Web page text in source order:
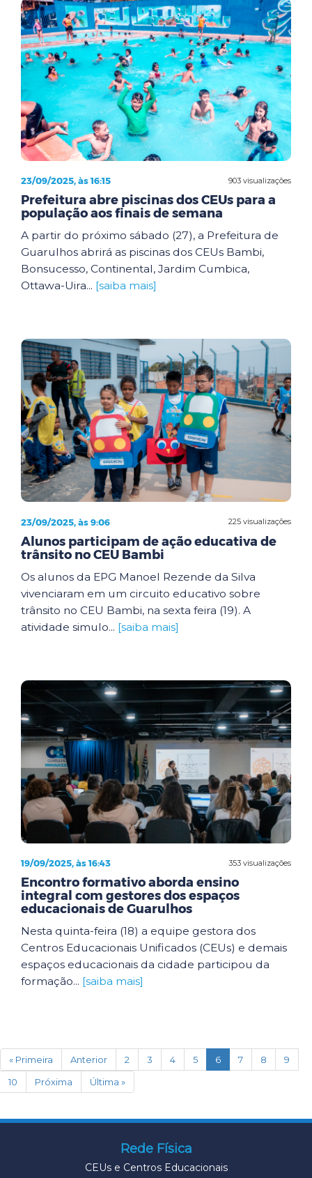
903 visualizações
23/09/2025, às 16:15
Prefeitura abre piscinas dos CEUs para a
população aos finais de semana
A partir do próximo sábado (27), a Prefeitura de
Guarulhos abrirá as piscinas dos CEUs Bambi,
Bonsucesso, Continental, Jardim Cumbica,
Ottawa-Uira... [saiba mais]
225 visualizações
23/09/2025, às 9:06
Alunos participam de ação educativa de
trânsito no CEU Bambi
Os alunos da EPG Manoel Rezende da Silva
vivenciaram em um circuito educativo sobre
trânsito no CEU Bambi, na sexta feira (19). A
atividade simulo... [saiba mais]
353 visualizações
19/09/2025, às 16:43
Encontro formativo aborda ensino
integral com gestores dos espaços
educacionais de Guarulhos
Nesta quinta-feira (18) a equipe gestora dos
Centros Educacionais Unificados (CEUs) e demais
espaços educacionais da cidade participou da
formação... [saiba mais]
« Primeira Anterior 2 3 4 5 6(current)
7 8
9
10
Próxima Última »
Rede Física
CEUs e Centros Educacionais